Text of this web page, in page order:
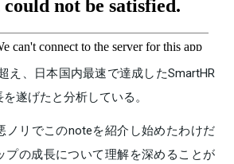
超え、日本国内最速で達成したSmartHR
遂げたと分析している。
ノリでこのnoteを紹介し始めたわけだ
の成長について理解を深めることが